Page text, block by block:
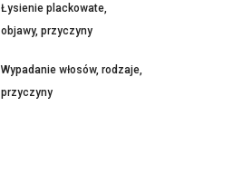
Łysienie plackowate,
objawy, przyczyny
Wypadanie włosów, rodzaje,
przyczyny